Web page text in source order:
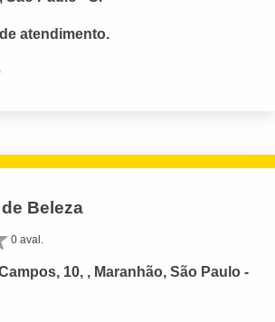
atendimento.
Beleza
0 aval.
10, , Maranhão, São Paulo -